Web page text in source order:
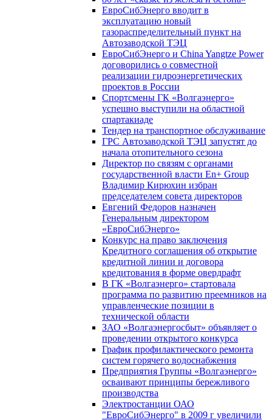
ЕвроСибЭнерго вводит в
эксплуатацию новый
газораспределительный пункт на
Автозаводской ТЭЦ
ЕвроСибЭнерго и China Yangtze Power
договорились о совместной
реализации гидроэнергетических
проектов в России
Спортсмены ГК «Волгаэнерго»
успешно выступили на областной
спартакиаде
Тендер на транспортное обслуживание
ГРС Автозаводской ТЭЦ запустят до
начала отопительного сезона
Директор по связям с органами
государственной власти En+ Group
Владимир Кирюхин избран
председателем совета директоров
Евгений Федоров назначен
Генеральным директором
«ЕвроСибЭнерго»
Конкурс на право заключения
Кредитного соглашения об открытие
кредитной линии и договора
кредитования в форме овердрафт
В ГК «Волгаэнерго» стартовала
программа по развитию преемников на
управленческие позиции в
технической области
ЗАО «Волгаэнергосбыт» объявляет о
проведении открытого конкурса
График профилактического ремонта
систем горячего водоснабжения
Предприятия Группы «Волгаэнерго»
осваивают принципы бережливого
производства
Электростанции ОАО
"ЕвроСибЭнерго" в 2009 г увеличили